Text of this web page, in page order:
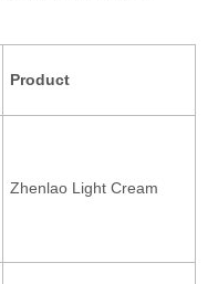
Product
Zhenlao Light Cream